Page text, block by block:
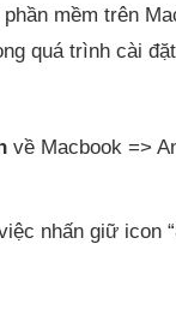
mềm trên
quá trình cài
về Macbook =>
nhấn giữ icon “